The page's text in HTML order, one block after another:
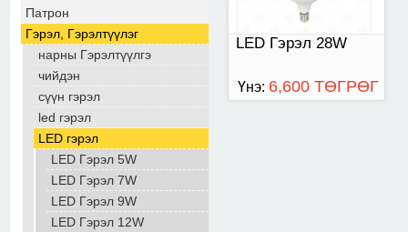
Патрон
Гэрэл, Гэрэлтүүлэг
нарны Гэрэлтүүлгэ
чийдэн
сүүн гэрэл
led гэрэл
LED гэрэл
LED Гэрэл 5W
LED Гэрэл 7W
LED Гэрэл 9W
LED Гэрэл 12W
LED Гэрэл 28W
Үнэ: 6,600 ТӨГРӨГ